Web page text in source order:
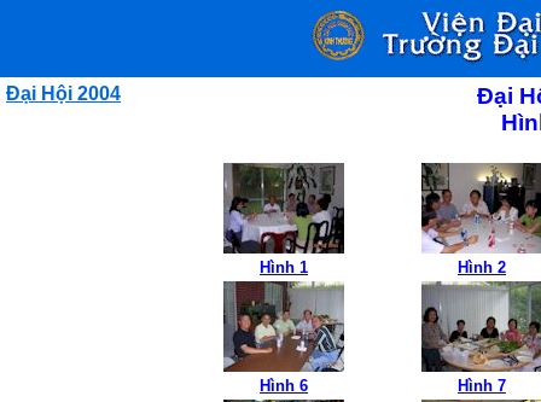
Đại Hội 2004
Đại
Hình 1 Hình 2
Hình 6 Hình 7